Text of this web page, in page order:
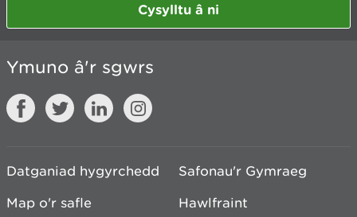
Cysylltu â ni
Ymuno â'r sgwrs
Datganiad hygyrchedd
Safonau'r Gymraeg
Map o'r safle
Hawlfraint